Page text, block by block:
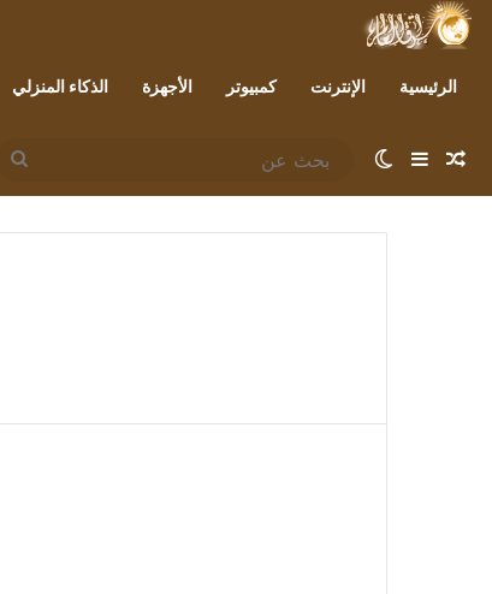
الرئيسية الإنترنت كمبيوتر الأجهزة الذكاء المنزلي
مقال عشوائي
إضافة عمود جانبي
الوضع المظلم